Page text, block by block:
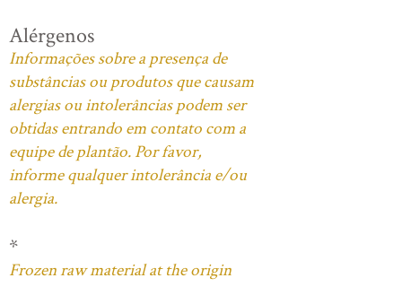
Alérgenos
Informações sobre a presença de
substâncias ou produtos que causam
alergias ou intolerâncias podem ser
obtidas entrando em contato com a
equipe de plantão. Por favor,
informe qualquer intolerância e/ou
alergia.
*
Frozen raw material at the origin